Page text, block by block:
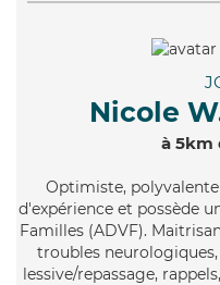
Nicole
à 5km
Optimiste,
d'expérience et possède
Familles (ADVF).
troubles
lessive/repassage,